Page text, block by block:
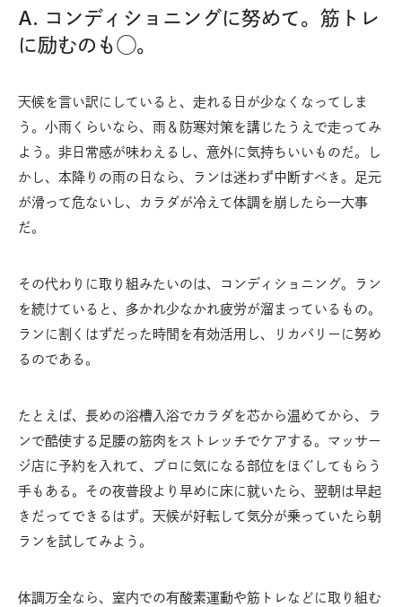
A. コンディショニングに努めて。筋トレ
に励むのも◯。
天候を言い訳にしていると、走れる日が少なくなってしま
う。小雨くらいなら、雨＆防寒対策を講じたうえで走ってみ
よう。非日常感が味わえるし、意外に気持ちいいものだ。し
かし、本降りの雨の日なら、ランは迷わず中断すべき。足元
が滑って危ないし、カラダが冷えて体調を崩したら一大事
だ。
その代わりに取り組みたいのは、コンディショニング。ラン
を続けていると、多かれ少なかれ疲労が溜まっているもの。
ランに割くはずだった時間を有効活用し、リカバリーに努め
るのである。
たとえば、長めの浴槽入浴でカラダを芯から温めてから、ラ
ンで酷使する足腰の筋肉をストレッチでケアする。マッサー
ジ店に予約を入れて、プロに気になる部位をほぐしてもらう
手もある。その夜普段より早めに床に就いたら、翌朝は早起
きだってできるはず。天候が好転して気分が乗っていたら朝
ランを試してみよう。
体調万全なら、室内での有酸素運動や筋トレなどに取り組む